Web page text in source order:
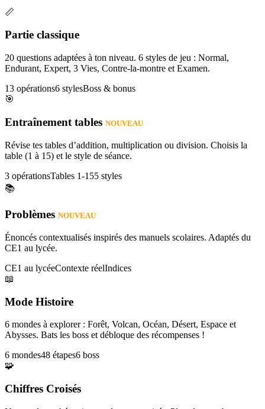
📏
Partie classique
20 questions adaptées à ton niveau. 6 styles de jeu : Normal,
Endurant, Expert, 3 Vies, Contre-la-montre et Examen.
13 opérations6 stylesBoss & bonus
🎯
Entraînement tables NOUVEAU
Révise tes tables d’addition, multiplication ou division. Choisis la
table (1 à 15) et le style de séance.
3 opérationsTables 1-155 styles
📚
Problèmes NOUVEAU
Énoncés contextualisés inspirés des manuels scolaires. Adaptés du
CE1 au lycée.
CE1 au lycéeContexte réelIndices
📖
Mode Histoire
6 mondes à explorer : Forêt, Volcan, Océan, Désert, Espace et
Abysses. Bats les boss et débloque des récompenses !
6 mondes48 étapes6 boss
🧩
Chiffres Croisés